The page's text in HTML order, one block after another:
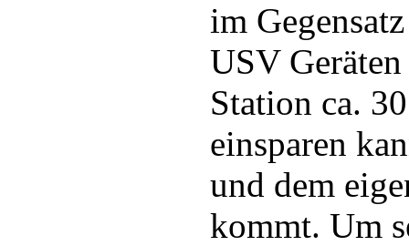
im
USV
Station ca.
einsparen
und dem
kommt. Um